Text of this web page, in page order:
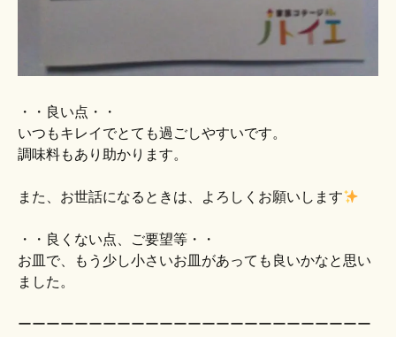
・・良い点・・
いつもキレイでとても過ごしやすいです。
調味料もあり助かります。
また、お世話になるときは、よろしくお願いします
・・良くない点、ご要望等・・
お皿で、もう少し小さいお皿があっても良いかなと思い
ました。
ーーーーーーーーーーーーーーーーーーーーーーーーー